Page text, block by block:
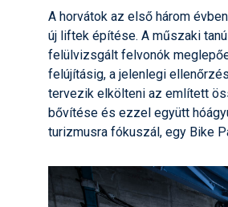
A horvátok az első három
új liftek építése. A műszaki
felülvizsgált felvonók
felújításig, a jelenlegi
tervezik elkölteni az említett
bővítése és ezzel együtt
turizmusra fókuszál, egy Bike